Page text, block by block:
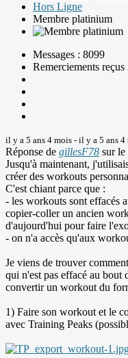
Hors Ligne
Membre platinium
Messages : 8099
Remerciements reçus
il y a 5 ans 4 mois - il y a 5 ans 4
Réponse de gillesF78 sur le
Jusqu'à maintenant,
créer des workouts
C'est chiant parce que :
- les workouts sont effacés
copier-coller un ancien
d'aujourd'hui pour faire
- on n'a accès qu'aux
Je viens de trouver
qui n'est pas effacé au bout
convertir un workout du
1) Faire son workout et le
avec Training Peaks